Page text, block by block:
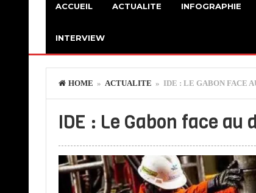
ACCUEIL ACTUALITE INFOGRAPHIE
INTERVIEW
HOME » ACTUALITE » IDE : LE GABON FACE
IDE : Le Gabon face